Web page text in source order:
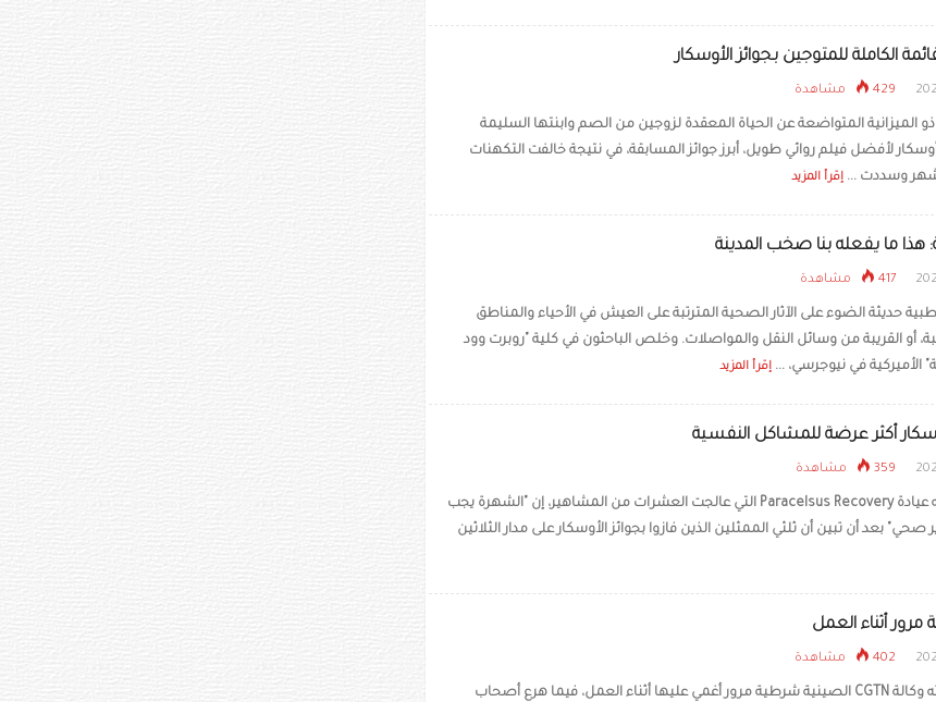
الكاملة للمتوجين بجوائز الأوسكار
429 مشاهدة
ذو الميزانية المتواضعة عن الحياة المعقدة لزوجين من الصم وابنتها السليمة
لأفضل فيلم روائي طويل، أبرز جوائز المسابقة، في نتيجة خالفت التكهنات
أشهر وسددت ... إقرأ المزيد
هذا ما يفعله بنا صخب المدينة
417 مشاهدة
حديثة الضوء على الآثار الصحية المترتبة على العيش في الأحياء والمناطق
أو القريبة من وسائل النقل والمواصلات. وخلص الباحثون في كلية "روبرت وود
الأميركية في نيوجرسي، ... إقرأ المزيد
أكثر عرضة للمشاكل النفسية
359 مشاهدة
قال تحليل أجرته عيادة Paracelsus Recovery التي عالجت العشرات من المشاهير، إن "الشهرة يجب
صحي" بعد أن تبين أن ثلثي الممثلين الذين فازوا بجوائز الأوسكار على مدار الثلاثين
أثناء العمل
402 مشاهدة
وثق فيديو نشرته وكالة CGTN الصينية شرطية مرور أغمي عليها أثناء العمل، فيما هرع أصحاب